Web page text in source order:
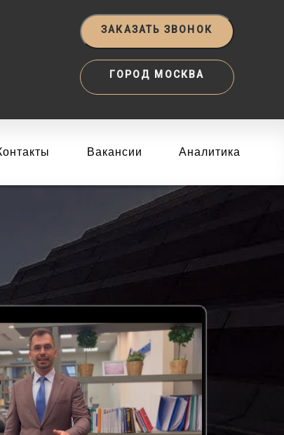
ЗАКАЗАТЬ ЗВОНОК
ГОРОД МОСКВА
Вакансии Аналитика